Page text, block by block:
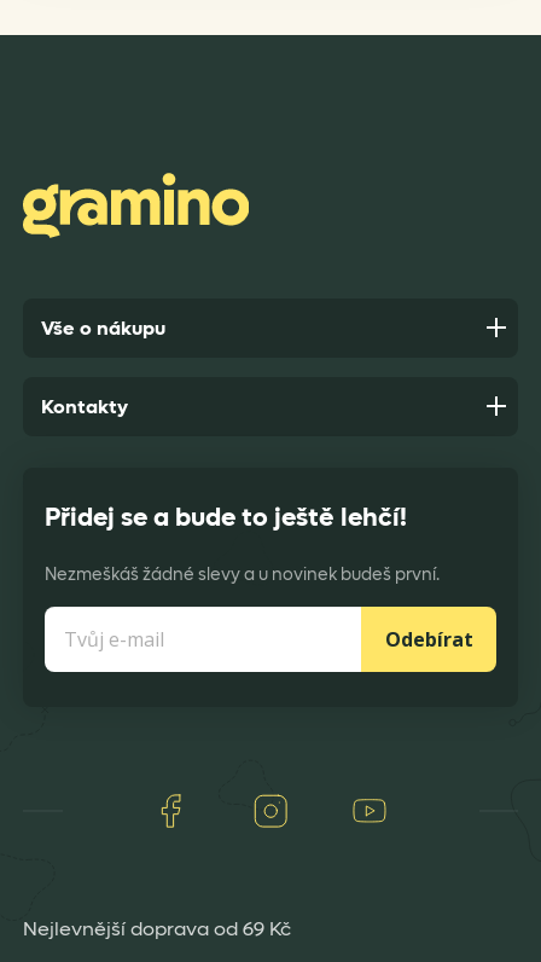
Vše o nákupu
Přidej se a bude to ještě lehčí!
Nezmeškáš žádné slevy a u novinek budeš první.
Odebírat
Facebook Instagram
Kontakty
Nejlevnější doprava od 69 Kč